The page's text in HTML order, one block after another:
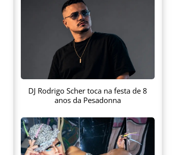
DJ Rodrigo Scher toca na festa de 8
anos da Pesadonna